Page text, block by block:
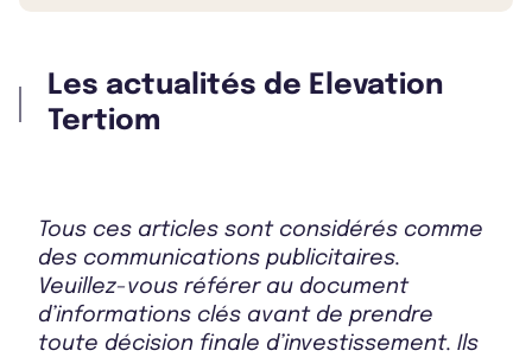
Bulletin 2025 T2
Bulletin 2025 T1
Les actualités de Elevation
Tertiom
Tous ces articles sont considérés comme
des communications publicitaires.
Veuillez-vous référer au document
d’informations clés avant de prendre
toute décision finale d’investissement. Ils